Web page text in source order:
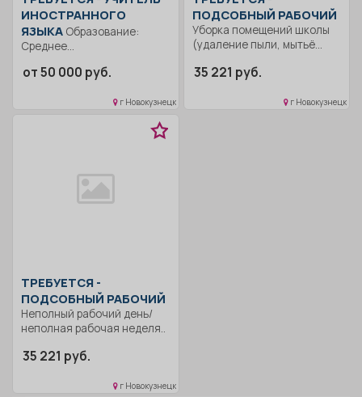
ИНОСТРАННОГО
ЯЗЫКА
Среднее
образование..
компетенций и понимания...
от 50 000 руб.
г Новокузнецк
ПОДСОБНЫЙ РАБОЧИЙ
Уборка помещений школы
(удаление пыли, мытьё
35 221 руб.
г Новокузнецк
ТРЕБУЕТСЯ -
ПОДСОБНЫЙ РАБОЧИЙ
Неполный рабочий день/
неполная рабочая неделя..
35 221 руб.
г Новокузнецк